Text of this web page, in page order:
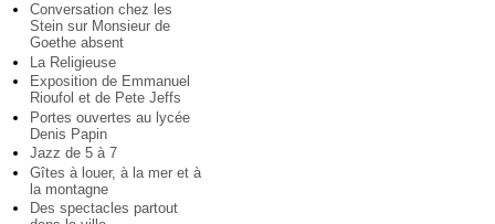
Conversation chez les
Stein sur Monsieur de
Goethe absent
La Religieuse
Exposition de Emmanuel
Rioufol et de Pete Jeffs
Portes ouvertes au lycée
Denis Papin
Jazz de 5 à 7
Gîtes à louer, à la mer et à
la montagne
Des spectacles partout